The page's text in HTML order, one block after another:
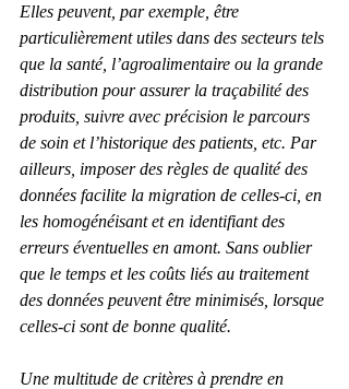
Elles peuvent, par exemple, être
particulièrement utiles dans des secteurs tels
que la santé, l’agroalimentaire ou la grande
distribution pour assurer la traçabilité des
produits, suivre avec précision le parcours
de soin et l’historique des patients, etc. Par
ailleurs, imposer des règles de qualité des
données facilite la migration de celles-ci, en
les homogénéisant et en identifiant des
erreurs éventuelles en amont. Sans oublier
que le temps et les coûts liés au traitement
des données peuvent être minimisés, lorsque
celles-ci sont de bonne qualité.
Une multitude de critères à prendre en